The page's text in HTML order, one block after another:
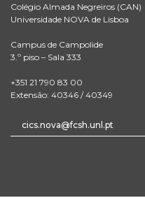
Colégio Almada Negreiros (CAN)
Universidade NOVA de Lisboa
Campus de Campolide
3.º piso – Sala 333
+351 21 790 83 00
Extensão: 40346 / 40349
cics.nova@fcsh.unl.pt